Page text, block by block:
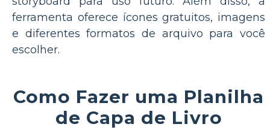
ferramenta oferece ícones gratuitos, imagens
e diferentes formatos de arquivo para você
escolher.
Como Fazer uma Planilha
de Capa de Livro